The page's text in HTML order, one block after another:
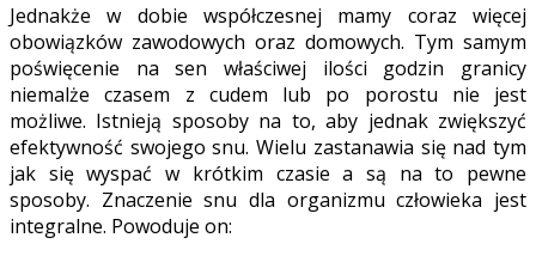
Jednakże w dobie współczesnej mamy coraz więcej
obowiązków zawodowych oraz domowych. Tym samym
poświęcenie na sen właściwej ilości godzin granicy
niemalże czasem z cudem lub po porostu nie jest
możliwe. Istnieją sposoby na to, aby jednak zwiększyć
efektywność swojego snu. Wielu zastanawia się nad tym
jak się wyspać w krótkim czasie a są na to pewne
sposoby. Znaczenie snu dla organizmu człowieka jest
integralne. Powoduje on: